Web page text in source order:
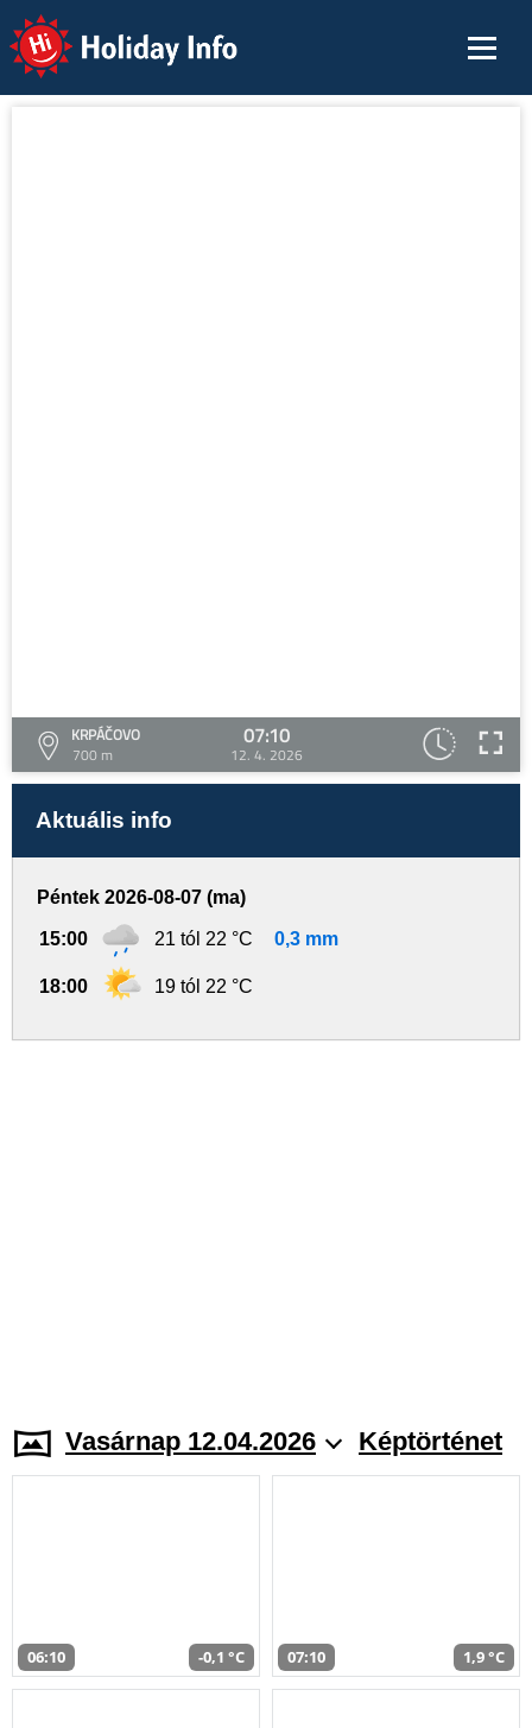
Holiday Info
KRPÁČOVO
700 m
07:10
12. 4. 2026
Aktuális info
Péntek 2026-08-07 (ma)
15:00 21 tól 22 °C 0,3 mm
18:00 19 tól 22 °C
Vasárnap 12.04.2026 Képtörténet
06:10 -0,1 °C 07:10 1,9 °C